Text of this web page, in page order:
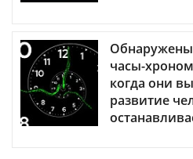
часы-
когда они
развитие